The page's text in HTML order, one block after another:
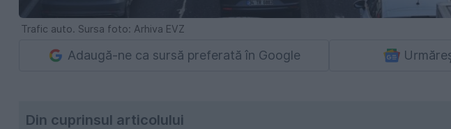
Trafic auto. Sursa foto: Arhiva EVZ
Adaugă-ne ca sursă preferată în Google
Din cuprinsul articolului